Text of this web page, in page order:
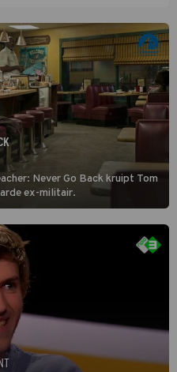
Never Go Back kruipt Tom
ex-militair.